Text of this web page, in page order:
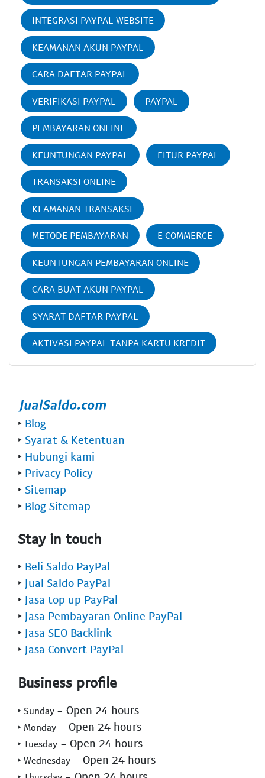
INTEGRASI PAYPAL WEBSITE
KEAMANAN AKUN PAYPAL
CARA DAFTAR PAYPAL
VERIFIKASI PAYPAL PAYPAL
PEMBAYARAN ONLINE
KEUNTUNGAN PAYPAL FITUR PAYPAL
TRANSAKSI ONLINE
KEAMANAN TRANSAKSI
METODE PEMBAYARAN E COMMERCE
KEUNTUNGAN PEMBAYARAN ONLINE
CARA BUAT AKUN PAYPAL
SYARAT DAFTAR PAYPAL
AKTIVASI PAYPAL TANPA KARTU KREDIT
‣ Blog
‣ Syarat & Ketentuan
‣ Hubungi kami
‣ Privacy Policy
‣ Sitemap
‣ Blog Sitemap
Stay in touch
‣ Beli Saldo PayPal
‣ Jual Saldo PayPal
‣ Jasa top up PayPal
‣ Jasa Pembayaran Online PayPal
‣ Jasa SEO Backlink
‣ Jasa Convert PayPal
Business profile
‣ Sunday - Open 24 hours
‣ Monday - Open 24 hours
‣ Tuesday - Open 24 hours
‣ Wednesday - Open 24 hours